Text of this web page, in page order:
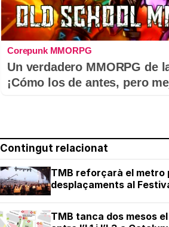
Corepunk MMORPG
Un verdadero MMORPG de
¡Cómo los de antes, pero
Contingut relacionat
TMB reforçarà el
desplaçaments al
TMB tanca dos mesos